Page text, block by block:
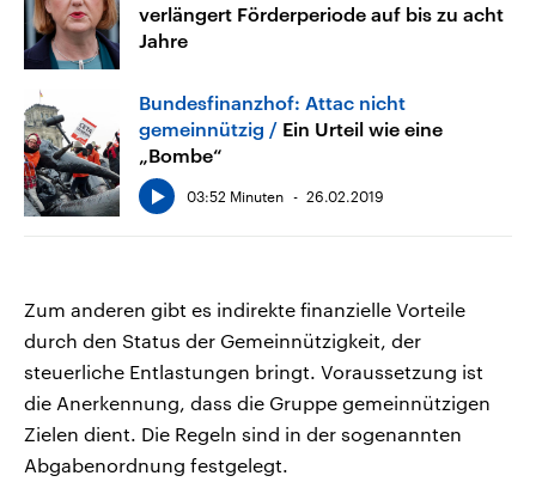
verlängert Förderperiode auf bis zu acht
Jahre
Bundesfinanzhof: Attac nicht
gemeinnützig
Ein Urteil wie eine
„Bombe“
03:52 Minuten 26.02.2019
Zum anderen gibt es indirekte finanzielle Vorteile
durch den Status der Gemeinnützigkeit, der
steuerliche Entlastungen bringt. Voraussetzung ist
die Anerkennung, dass die Gruppe gemeinnützigen
Zielen dient. Die Regeln sind in der sogenannten
Abgabenordnung festgelegt.